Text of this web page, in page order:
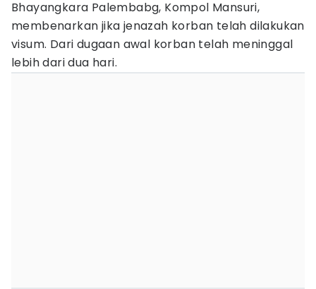
Bhayangkara Palembabg, Kompol Mansuri,
membenarkan jika jenazah korban telah dilakukan
visum. Dari dugaan awal korban telah meninggal
lebih dari dua hari.